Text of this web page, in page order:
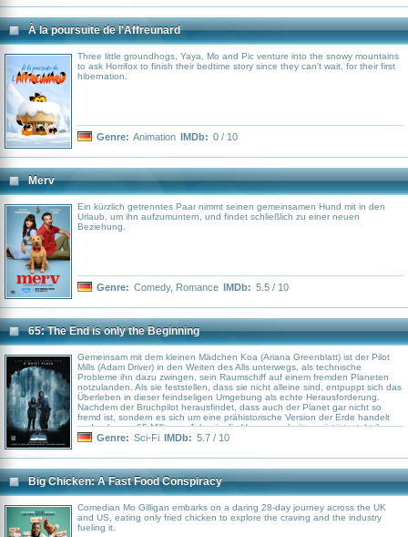
folgen.
À la poursuite de l'Affreunard
Three little groundhogs, Yaya, Mo and Pic venture into the snowy mountains
to ask Horrifox to finish their bedtime story since they can't wait, for their first
hibernation.
Genre: Animation IMDb: 0 / 10
Merv
Ein kürzlich getrenntes Paar nimmt seinen gemeinsamen Hund mit in den
Urlaub, um ihn aufzumuntern, und findet schließlich zu einer neuen
Beziehung.
Genre: Comedy, Romance IMDb: 5.5 / 10
65: The End is only the Beginning
Gemeinsam mit dem kleinen Mädchen Koa (Ariana Greenblatt) ist der Pilot
Mills (Adam Driver) in den Weiten des Alls unterwegs, als technische
Probleme ihn dazu zwingen, sein Raumschiff auf einem fremden Planeten
notzulanden. Als sie feststellen, dass sie nicht alleine sind, entpuppt sich das
Überleben in dieser feindseligen Umgebung als echte Herausforderung.
Nachdem der Bruchpilot herausfindet, dass auch der Planet gar nicht so
fremd ist, sondern es sich um eine prähistorische Version der Erde handelt
und er knapp 65 Millionen Jahre in die Vergangenheit gereist ist, steht ihm
der Schweiß ins Gesicht geschrieben. Diese Erkenntnis wird umso deutlicher,
diesen handelt es sich um Dinosaurier. Mit Laser-Schießeisen und einem
futuristischen Waffenarsenal muss der auf der Vergangenheits-Erde
gestrandete Raumschiffspilot sich und das Mädchen gegen wildgewordene
Riesen-Echsen verteidigen, die dem Duo an den Kragen wollen.
Genre: Sci-Fi IMDb: 5.7 / 10
Big Chicken: A Fast Food Conspiracy
Comedian Mo Gilligan embarks on a daring 28-day journey across the UK
and US, eating only fried chicken to explore the craving and the industry
fueling it.